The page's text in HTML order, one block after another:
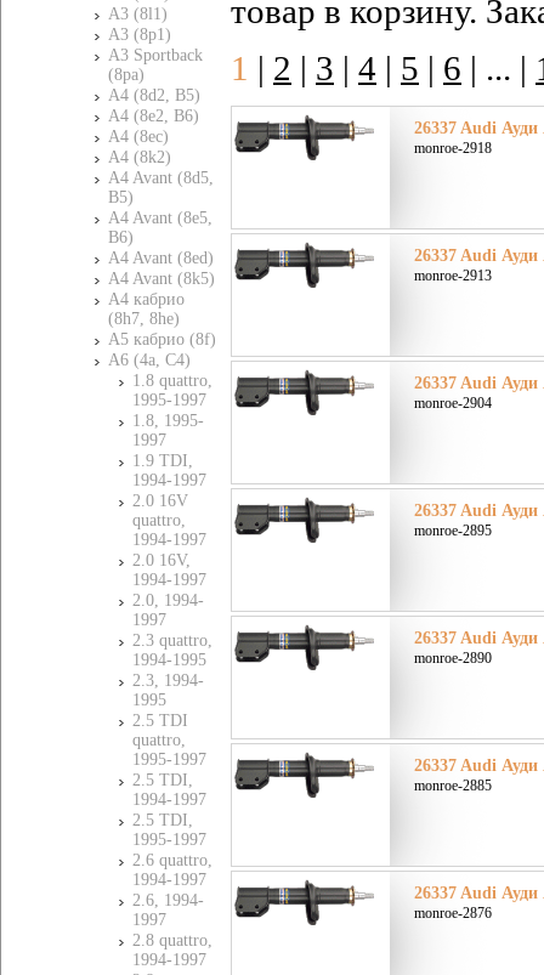
A3 (8l1)
A3 (8p1)
A3 Sportback
(8pa)
A4 (8d2, B5)
A4 (8e2, B6)
A4 (8ec)
A4 (8k2)
A4 Avant (8d5,
B5)
A4 Avant (8e5,
B6)
A4 Avant (8ed)
A4 Avant (8k5)
A4 кабрио
(8h7, 8he)
A5 кабрио (8f)
A6 (4a, C4)
1.8 quattro,
1995-1997
1.8, 1995-
1997
1.9 TDI,
1994-1997
2.0 16V
quattro,
1994-1997
2.0 16V,
1994-1997
2.0, 1994-
1997
2.3 quattro,
1994-1995
2.3, 1994-
1995
2.5 TDI
quattro,
1995-1997
2.5 TDI,
1994-1997
2.5 TDI,
1995-1997
2.6 quattro,
1994-1997
2.6, 1994-
1997
2.8 quattro,
1994-1997
товар в корзину.
1 | 2 | 3 | 4 | 5 | 6 | ... |
26337 Audi Ауди
monroe-2918
26337 Audi Ауди
monroe-2913
26337 Audi Ауди
monroe-2904
26337 Audi Ауди
monroe-2895
26337 Audi Ауди
monroe-2890
26337 Audi Ауди
monroe-2885
26337 Audi Ауди
monroe-2876